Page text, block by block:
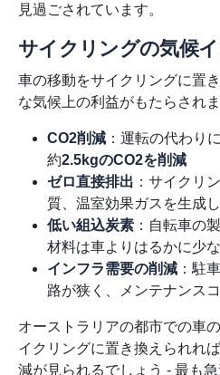
見過ごされています。
サイクリングの気候
車の移動をサイクリングに置
な気候上の利益がもたらされま
CO2削減 ：運転の代わり
約2.5kgのCO2を削減
ゼロ直接排出 ：サイクリ
質、温室効果ガスを生成
低い組込炭素 ：自転車の
材料は車よりはるかに少
インフラ需要の削減 ：駐
路が狭く、メンテナンス
オーストラリアの都市での車
イクリングに置き換えられれ
減が見られるでしょう - 最も